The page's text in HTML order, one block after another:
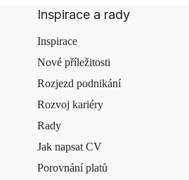
Inspirace a rady
Inspirace
Nové příležitosti
Rozjezd podnikání
Rozvoj kariéry
Rady
Jak napsat CV
Porovnání platů